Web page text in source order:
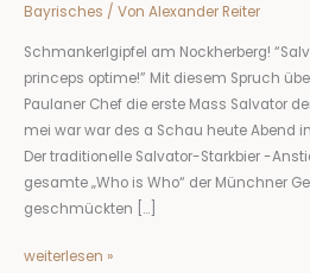
Bayrisches / Von Alexander Reiter
Schmankerlgipfel am Nockherberg!
princeps optime!” Mit diesem Spruch
Paulaner Chef die erste Mass Salvator
mei war war des a Schau heute Abend
Der traditionelle Salvator-Starkbier -
gesamte „Who is Who“ der Münchner
geschmückten […]
weiterlesen »